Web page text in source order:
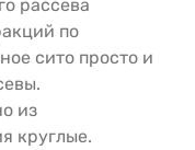
рассева
по
сито просто и
из
круглые.